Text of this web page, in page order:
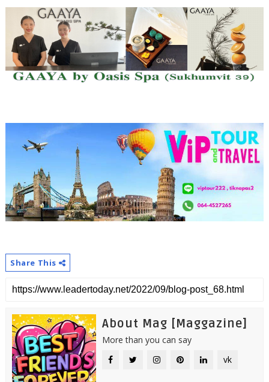
Share This
About Mag [Maggazine]
More than you can say
vk